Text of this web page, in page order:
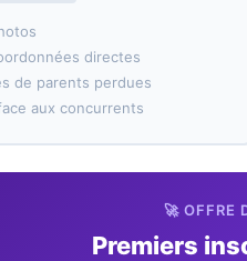
directes
de parents perdues
aux concurrents
🚀 OFFRE
Premiers